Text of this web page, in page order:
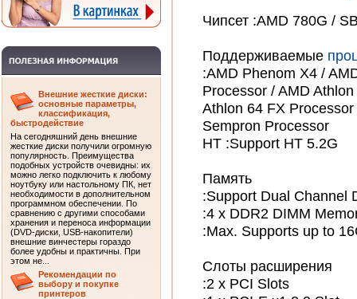
Чипсет :AMD 780G /
Поддерживаемые
:AMD Phenom X4 /
Processor / AMD
Athlon 64 FX
Sempron Processor
HT :Support HT 5.2G
Память
:Support Dual Channel
:4 x DDR2 DIMM
:Max. Supports up to
Слоты расширения
:2 x PCI Slots
Внешние жесткие диски:
основные параметры,
классификация,
быстродействие
На сегодняшний день внешние
жесткие диски получили огромную
популярность. Преимущества
подобных устройств очевидны: их
можно легко подключить к любому
ноутбуку или настольному ПК, нет
необходимости в дополнительном
программном обеспечении. По
сравнению с другими способами
хранения и переноса информации
(DVD-диски, USB-накопители)
внешние винчестеры гораздо
более удобны и практичны. При
этом не...
Рекомендации по
выбору и покупке
принтеров